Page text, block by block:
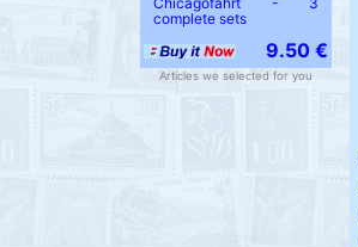
complete sets
9.50 €
Articles we selected for you